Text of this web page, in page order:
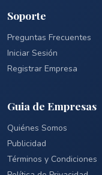
Soporte
Preguntas Frecuentes
Iniciar Sesión
Registrar Empresa
Guia de Empresas
Quiénes Somos
Publicidad
Términos y Condiciones